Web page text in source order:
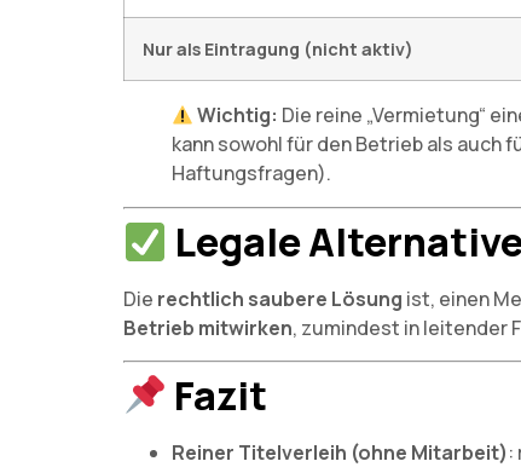
Nur als Eintragung (nicht aktiv)
Wichtig: Die reine „Vermietung“
kann sowohl für den Betrieb als auch
Haftungsfragen).
Legale
Die rechtlich saubere Lösung ist, einen
Betrieb mitwirken, zumindest in leitender
Fazit
Reiner Titelverleih (ohne Mitarbeit):